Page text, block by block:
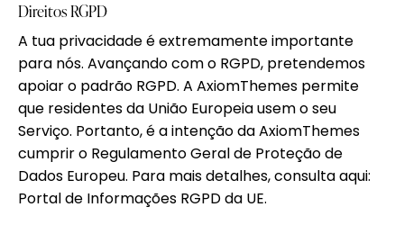
Direitos RGPD
A tua privacidade é extremamente importante
para nós. Avançando com o RGPD, pretendemos
apoiar o padrão RGPD. A AxiomThemes permite
que residentes da União Europeia usem o seu
Serviço. Portanto, é a intenção da AxiomThemes
cumprir o Regulamento Geral de Proteção de
Dados Europeu. Para mais detalhes, consulta aqui:
Portal de Informações RGPD da UE.